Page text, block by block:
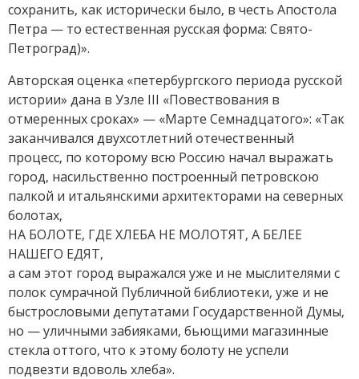
сохранить, как исторически было, в честь Апостола
Петра — то естественная русская форма: Свято-
Петроград)».
Авторская оценка «петербургского периода русской
истории» дана в Узле III «Повествования в
отмеренных сроках» — «Марте Семнадцатого»: «Так
заканчивался двухсотлетний отечественный
процесс, по которому всю Россию начал выражать
город, насильственно построенный петровскою
палкой и итальянскими архитекторами на северных
болотах,
НА БОЛОТЕ, ГДЕ ХЛЕБА НЕ МОЛОТЯТ, А БЕЛЕЕ
НАШЕГО ЕДЯТ,
а сам этот город выражался уже и не мыслителями с
полок сумрачной Публичной библиотеки, уже и не
быстрословыми депутатами Государственной Думы,
но — уличными забияками, бьющими магазинные
стекла оттого, что к этому болоту не успели
подвезти вдоволь хлеба».